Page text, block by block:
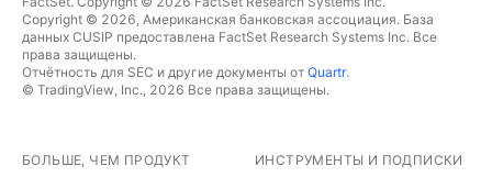
Copyright © 2026, Американская банковская ассоциация. База
данных CUSIP предоставлена FactSet Research Systems Inc. Все
права защищены.
Отчётность для SEC и другие документы от Quartr.
© TradingView, Inc., 2026 Все права защищены.
БОЛЬШЕ, ЧЕМ ПРОДУКТ ИНСТРУМЕНТЫ И ПОДПИСКИ